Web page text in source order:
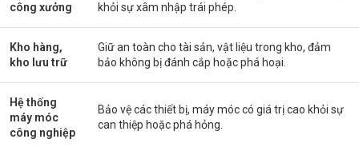
công xưởng
khỏi sự xâm nhập trái phép.
Kho hàng,
kho lưu trữ
Giữ an toàn cho tài sản, vật liệu trong kho, đảm
bảo không bị đánh cắp hoặc phá hoại.
Hệ thống
máy móc
công nghiệp
Bảo vệ các thiết bị, máy móc có giá trị cao khỏi sự
can thiệp hoặc phá hỏng.